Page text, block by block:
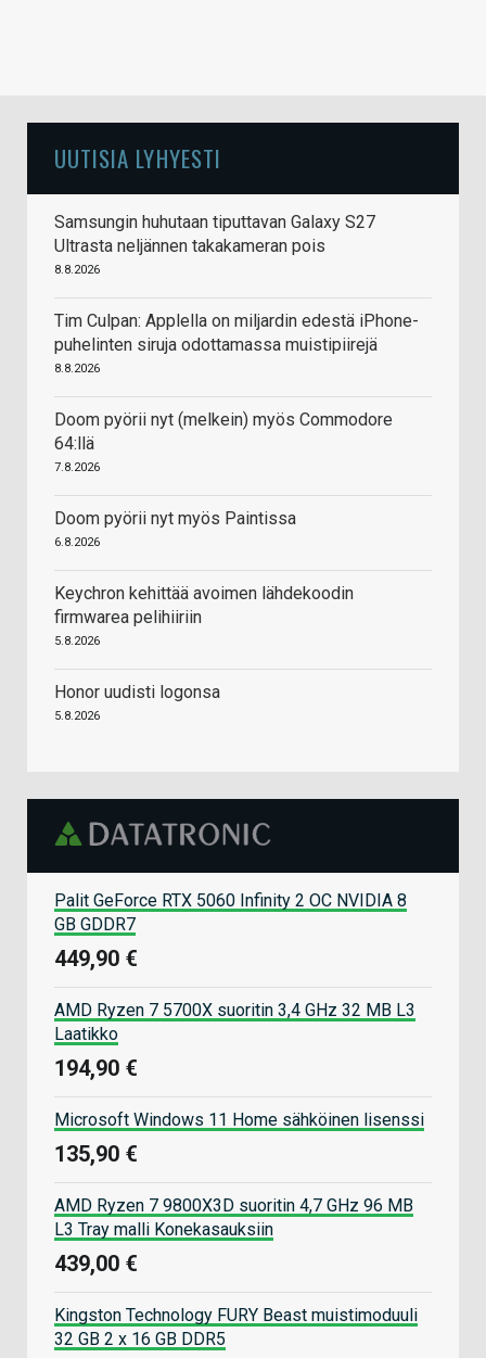
UUTISIA LYHYESTI
Samsungin huhutaan tiputtavan Galaxy S27
Ultrasta neljännen takakameran pois
8.8.2026
Tim Culpan: Applella on miljardin edestä iPhone-
puhelinten siruja odottamassa muistipiirejä
8.8.2026
Doom pyörii nyt (melkein) myös Commodore
64:llä
7.8.2026
Doom pyörii nyt myös Paintissa
6.8.2026
Keychron kehittää avoimen lähdekoodin
firmwarea pelihiiriin
5.8.2026
Honor uudisti logonsa
5.8.2026
Palit GeForce RTX 5060 Infinity 2 OC NVIDIA 8
GB GDDR7
449,90 €
AMD Ryzen 7 5700X suoritin 3,4 GHz 32 MB L3
Laatikko
194,90 €
Microsoft Windows 11 Home sähköinen lisenssi
135,90 €
AMD Ryzen 7 9800X3D suoritin 4,7 GHz 96 MB
L3 Tray malli Konekasauksiin
439,00 €
Kingston Technology FURY Beast muistimoduuli
32 GB 2 x 16 GB DDR5